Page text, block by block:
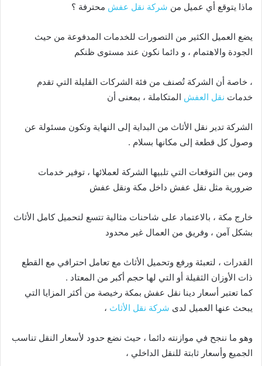
ماذا يتوقع أي عميل من شركة نقل عفش محترفة ؟
يضع العميل الكثير من التصورات للخدمات المدفوعة من حيث
الجودة والاهتمام ، و دائما نكون عند مستوى ظنكم
، خاصة أن الشركة تُصنف من فئة الشركات القليلة التي تقدم
خدمات نقل العفش المتكاملة ، بمعنى أن
الشركة تدير نقل الأثاث من البداية إلى النهاية وتكون مسئولة عن
وصول كل قطعة إلى مكانها بسلام .
ومن بين التوقعات التي تلبيها الشركة لعملائها ، توفير خدمات
ضرورية مثل نقل عفش داخل مكة ونقل عفش
خارج مكة ، بالاعتماد على شاحنات مثالية تتسع لتحميل كامل الأثاث
بشكل آمن ، وفريق من العمال غير محدود
القدرات ، لتعبئة ورفع وتحميل الأثاث مع تعامل احترافي مع القطع
ذات الأوزان الثقيلة أو التي لها حجم أكبر من المعتاد .
كما تعتبر أسعار دينا نقل عفش بمكة رخيصة من أكثر المزايا التي
يبحث عنها العميل لدى شركة نقل الأثاث ،
وهو ما ننجح في موازنته دائما ، حيث نضع حدود لأسعار النقل تناسب
الجميع وأسعار ثابتة للنقل الداخلي ،